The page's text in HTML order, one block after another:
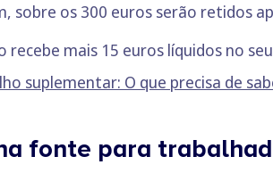
sobre os 300 euros serão retidos
recebe mais 15 euros líquidos no
suplementar: O que precisa de
fonte para